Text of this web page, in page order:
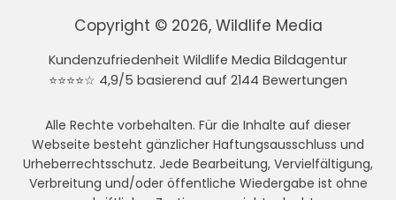
Copyright © 2026, Wildlife Media
Kundenzufriedenheit Wildlife Media Bildagentur
⭐⭐⭐⭐☆ 4,9/5 basierend auf 2144 Bewertungen
Alle Rechte vorbehalten. Für die Inhalte auf dieser
Webseite besteht gänzlicher Haftungsausschluss und
Urheberrechtsschutz. Jede Bearbeitung, Vervielfältigung,
Verbreitung und/oder öffentliche Wiedergabe ist ohne